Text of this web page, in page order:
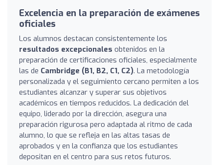
Excelencia en la preparación de exámenes
oficiales
Los alumnos destacan consistentemente los
resultados excepcionales obtenidos en la
preparación de certificaciones oficiales, especialmente
las de Cambridge (B1, B2, C1, C2). La metodología
personalizada y el seguimiento cercano permiten a los
estudiantes alcanzar y superar sus objetivos
académicos en tiempos reducidos. La dedicación del
equipo, liderado por la dirección, asegura una
preparación rigurosa pero adaptada al ritmo de cada
alumno, lo que se refleja en las altas tasas de
aprobados y en la confianza que los estudiantes
depositan en el centro para sus retos futuros.